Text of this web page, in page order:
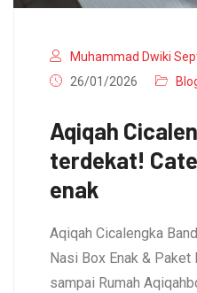
Muhammad Dwiki
26/01/2026
Aqiqah
terdekat!
enak
Aqiqah Cicalengka
Nasi Box Enak & Paket
sampai Rumah